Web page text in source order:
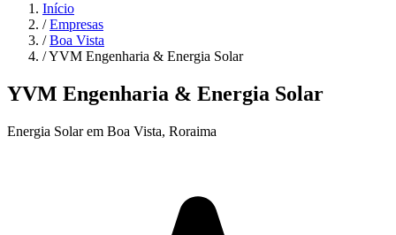
Início
/ Empresas
/ Boa Vista
/YVM Engenharia & Energia Solar
YVM Engenharia & Energia Solar
Energia Solar em Boa Vista, Roraima